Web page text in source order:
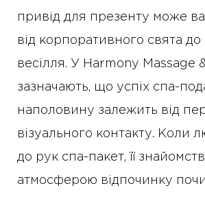
привід для презенту може
від корпоративного свята до
весілля. У Harmony Massage
зазначають, що успіх спа-
наполовину залежить від
візуального контакту. Коли
до рук спа-пакет, її
атмосферою відпочинку